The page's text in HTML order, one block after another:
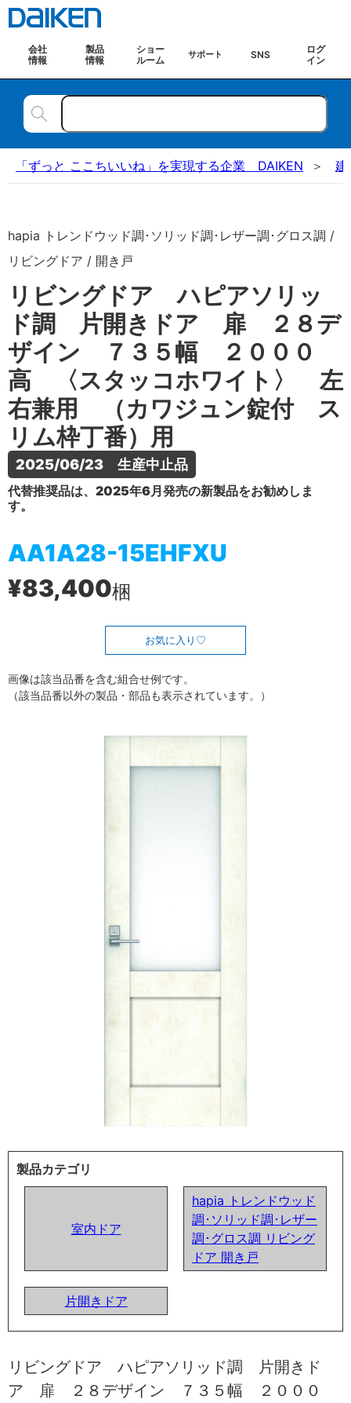
会社
情報
製品
情報
ショー
ルーム
サポート SNS
ログ
イン
「ずっと ここちいいね」を実現する企業 DAIKEN 建
hapia トレンドウッド調･ソリッド調･レザー調･グロス調 /
リビングドア / 開き戸
リビングドア ハピアソリッ
ド調 片開きドア 扉 ２８デ
ザイン ７３５幅 ２０００
高 〈スタッコホワイト〉 左
右兼用 （カワジュン錠付 ス
リム枠丁番）用
2025/06/23　生産中止品
代替推奨品は、2025年6月発売の新製品をお勧めしま
す。
AA1A28-15EHFXU
¥83,400梱
お気に入り
画像は該当品番を含む組合せ例です。
（該当品番以外の製品・部品も表示されています。）
製品カテゴリ
室内ドア
hapia トレンドウッド
調･ソリッド調･レザー
調･グロス調 リビング
ドア 開き戸
片開きドア
リビングドア ハピアソリッド調 片開きド
ア 扉 ２８デザイン ７３５幅 ２０００